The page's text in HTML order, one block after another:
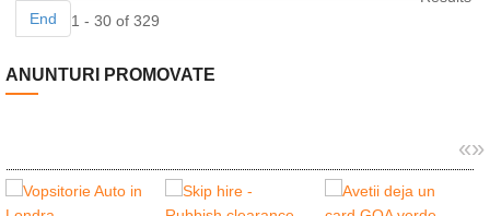
End
1 - 30 of 329
ANUNTURI PROMOVATE
«»